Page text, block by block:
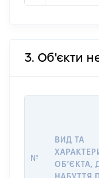
3. Об'єкти
№
ВИД ТА
ОБʼЄКТА,
НАБУТТЯ